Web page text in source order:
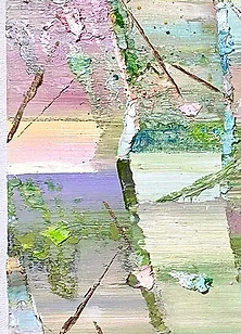
品名 Title
segments Sakura
家名 Artist